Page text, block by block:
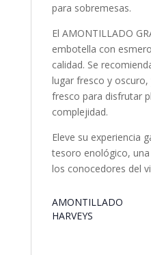
para sobremesas.
El AMONTILLADO
embotella con
calidad. Se
lugar fresco y
fresco para disfrutar
complejidad.
Eleve su experiencia
tesoro enológico,
los conocedores del
AMONTILLADO
HARVEYS